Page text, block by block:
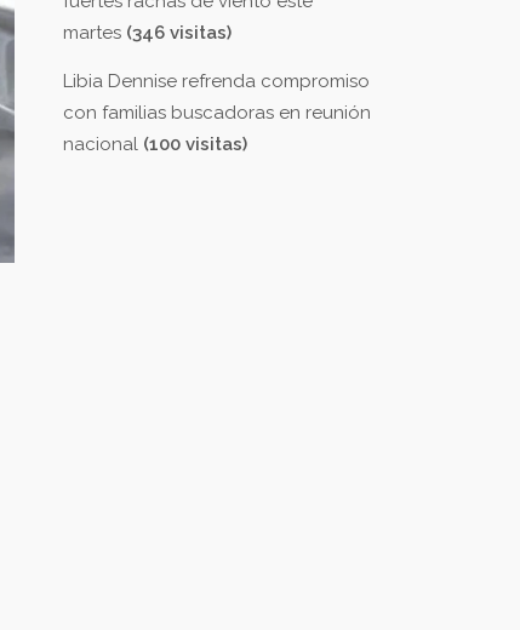
martes (346 visitas)
Libia Dennise refrenda compromiso
con familias buscadoras en reunión
nacional (100 visitas)